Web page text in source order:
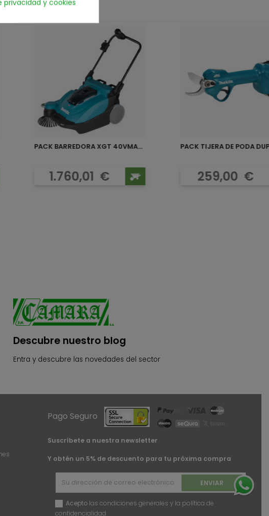
PACK BARREDORA XGT 40VMAX...
Precio
1.760,01 €
PACK TIJERA DE PODA
Precio
259,00 €
Descubre nuestro blog
Entra y descubre las novedades del sector
Pago Seguro
Suscríbete a nuestra newsletter
Y obtén un 5% de descuento para tu próxima compra
Acepto las condiciones generales y la política de
confidencialidad
privacidad y cookies